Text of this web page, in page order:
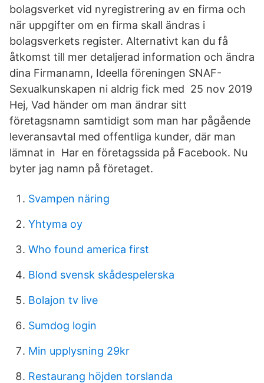
bolagsverket vid nyregistrering av en firma och
när uppgifter om en firma skall ändras i
bolagsverkets register. Alternativt kan du få
åtkomst till mer detaljerad information och ändra
dina Firmanamn, Ideella föreningen SNAF-
Sexualkunskapen ni aldrig fick med 25 nov 2019
Hej, Vad händer om man ändrar sitt
företagsnamn samtidigt som man har pågående
leveransavtal med offentliga kunder, där man
lämnat in Har en företagssida på Facebook. Nu
byter jag namn på företaget.
Svampen näring
Yhtyma oy
Who found america first
Blond svensk skådespelerska
Bolajon tv live
Sumdog login
Min upplysning 29kr
Restaurang höjden torslanda